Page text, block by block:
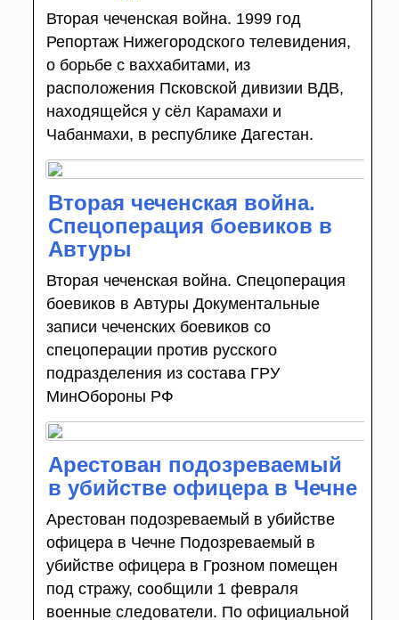
Вторая чеченская война. 1999 год
Репортаж Нижегородского телевидения,
о борьбе с ваххабитами, из
расположения Псковской дивизии ВДВ,
находящейся у сёл Карамахи и
Чабанмахи, в республике Дагестан.
Вторая чеченская война.
Спецоперация боевиков в
Автуры
Вторая чеченская война. Спецоперация
боевиков в Автуры Документальные
записи чеченских боевиков со
спецоперации против русского
подразделения из состава ГРУ
МинОбороны РФ
Арестован подозреваемый
в убийстве офицера в Чечне
Арестован подозреваемый в убийстве
офицера в Чечне Подозреваемый в
убийстве офицера в Грозном помещен
под стражу, сообщили 1 февраля
военные следователи. По официальной